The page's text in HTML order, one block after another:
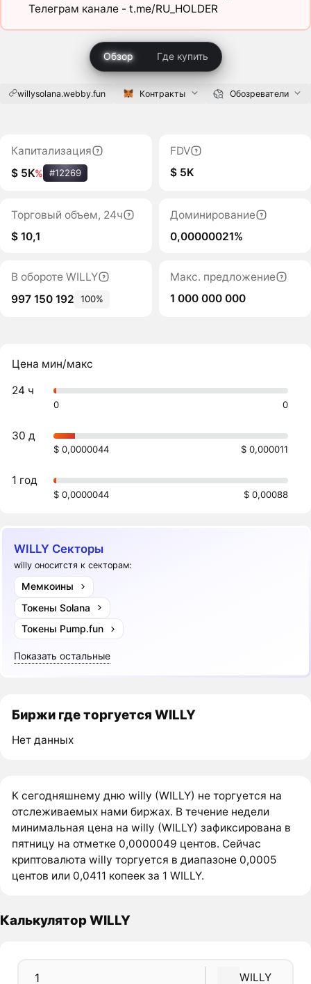
Телеграм канале - t.me/RU_HOLDER
Обзор Где купить
willysolana.webby.fun Контракты Обозреватели
Капитализация
$ 5K% #12269
FDV
$ 5K
Торговый объем, 24ч
$ 10,1
Доминирование
0,00000021%
В обороте WILLY
997 150 192
100%
Макс. предложение
1 000 000 000
Цена мин/макс
24 ч
0 0
30 д
$ 0,0000044 $ 0,000011
1 год
$ 0,0000044 $ 0,00088
WILLY Секторы
willy оноситстя к секторам:
Мемкоины
Токены Solana
Токены Pump.fun
Показать остальные
Биржи где торгуется WILLY
Нет данных
К сегодняшнему дню willy (WILLY) не торгуется на
отслеживаемых нами биржах. В течение недели
минимальная цена на willy (WILLY) зафиксирована в
пятницу на отметке 0,0000049 центов. Сейчас
криптовалюта willy торгуется в диапазоне 0,0005
центов или 0,0411 копеек за 1 WILLY.
Калькулятор WILLY
WILLY